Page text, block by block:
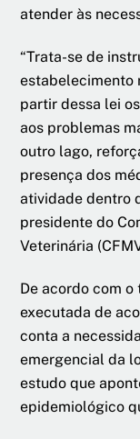
atender às
“Trata-se de
estabelecimento
partir dessa lei
aos problemas
outro lago,
presença dos
atividade dentro
presidente do
Veterinária
De acordo com
executada de
conta a
emergencial da
estudo que
epidemiológico